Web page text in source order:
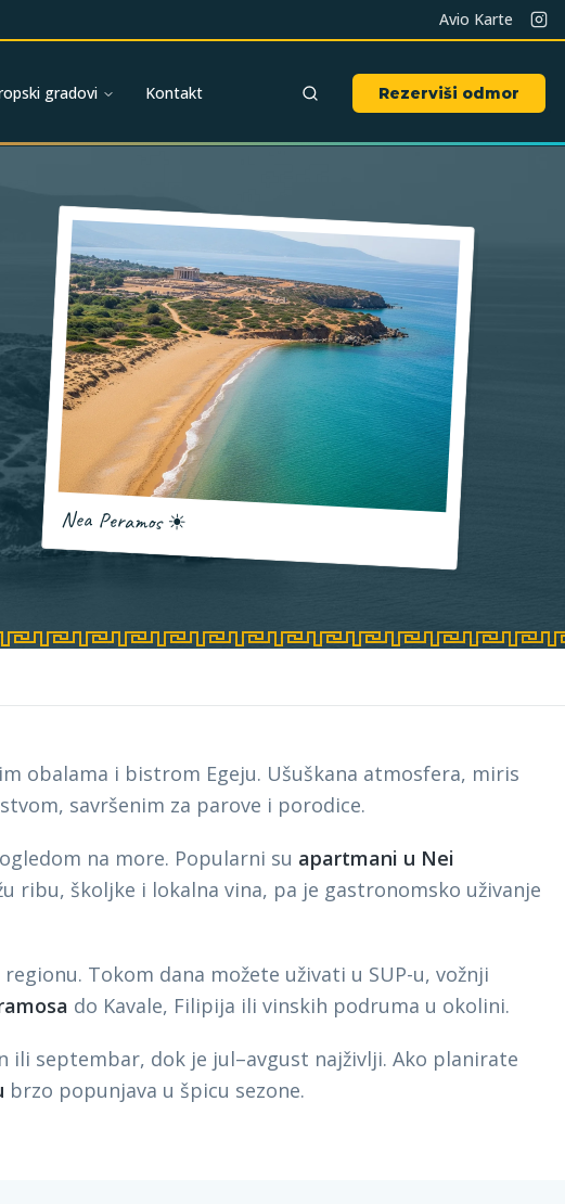
Avio Karte
gradovi Kontakt Rezerviši odmor
Nea Peramos☀
obalama i bistrom Egeju. Ušuškana atmosfera, miris
savršenim za parove i porodice.
na more. Popularni su apartmani u Nei
ribu, školjke i lokalna vina, pa je gastronomsko uživanje
Tokom dana možete uživati u SUP-u, vožnji
do Kavale, Filipija ili vinskih podruma u okolini.
septembar, dok je jul–avgust najživlji. Ako planirate
brzo popunjava u špicu sezone.